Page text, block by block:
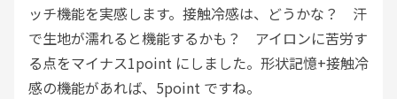
ッチ機能を実感します。接触冷感は、どうかな？ 汗
で生地が濡れると機能するかも？ アイロンに苦労す
る点をマイナス1point にしました。形状記憶+接触冷
感の機能があれば、5point ですね。